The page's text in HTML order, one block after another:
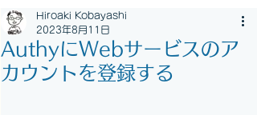
AuthyにWebサービスのア
カウントを登録する
Hiroaki Kobayashi
2023年8月11日